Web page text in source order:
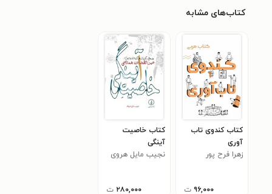
کتاب‌های مشابه
کتاب کندوی تاب‌
آوری
زهرا فرح پور
۹۶,۰۰۰ ت
کتاب خاصیت
آینگی
نجیب مایل هروی
۲۸۰,۰۰۰ ت